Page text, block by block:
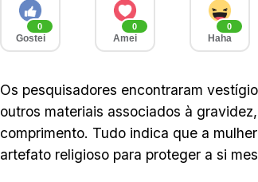
0
Gostei
0
Amei
0
Haha
Os pesquisadores encontraram
outros materiais associados à
comprimento. Tudo indica que a
artefato religioso para proteger a si